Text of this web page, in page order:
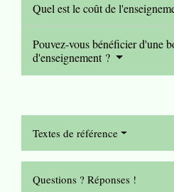
Quel est le coût de
Pouvez-vous bénéficier d'une
d'enseignement ?
Textes de référence
Questions ? Réponses !